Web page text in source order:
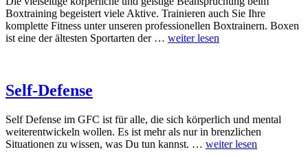
Boxtraining begeistert viele Aktive. Trainieren auch Sie Ihre
komplette Fitness unter unseren professionellen Boxtrainern. Boxen
ist eine der ältesten Sportarten der … weiter lesen
Self-Defense
Self Defense im GFC ist für alle, die sich körperlich und mental
weiterentwickeln wollen. Es ist mehr als nur in brenzlichen
Situationen zu wissen, was Du tun kannst. … weiter lesen